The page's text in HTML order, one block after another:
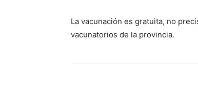
La vacunación es gratuita, no
vacunatorios de la provincia.